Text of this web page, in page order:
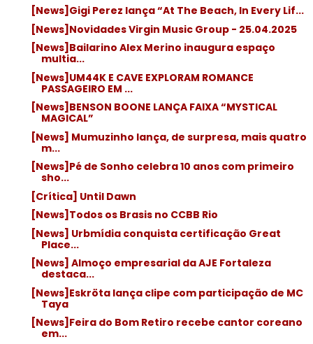
[News]Gigi Perez lança “At The Beach, In Every Lif...
[News]Novidades Virgin Music Group - 25.04.2025
[News]Bailarino Alex Merino inaugura espaço
multia...
[News]UM44K E CAVE EXPLORAM ROMANCE
PASSAGEIRO EM ...
[News]BENSON BOONE LANÇA FAIXA “MYSTICAL
MAGICAL”
[News] Mumuzinho lança, de surpresa, mais quatro
m...
[News]Pé de Sonho celebra 10 anos com primeiro
sho...
[Crítica] Until Dawn
[News]Todos os Brasis no CCBB Rio
[News] Urbmídia conquista certificação Great
Place...
[News] Almoço empresarial da AJE Fortaleza
destaca...
[News]Eskröta lança clipe com participação de MC
Taya
[News]Feira do Bom Retiro recebe cantor coreano
em...